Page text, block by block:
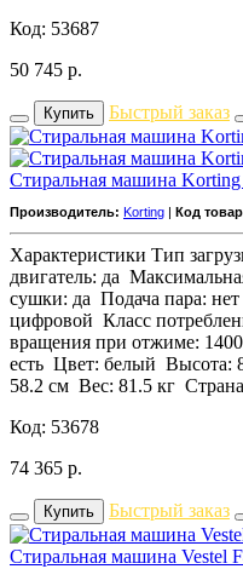
Код: 53687
50 745 р.
Купить Быстрый заказ
Стиральная машина
Производитель: Korting Код
Характеристики Тип
двигатель: да
сушки: да Подача пара:
цифровой Класс
вращения при отжиме:
есть Цвет: белый Высота:
58.2 см Вес: 81.5 кг
Код: 53678
74 365 р.
Купить Быстрый заказ
Стиральная машина Vestel